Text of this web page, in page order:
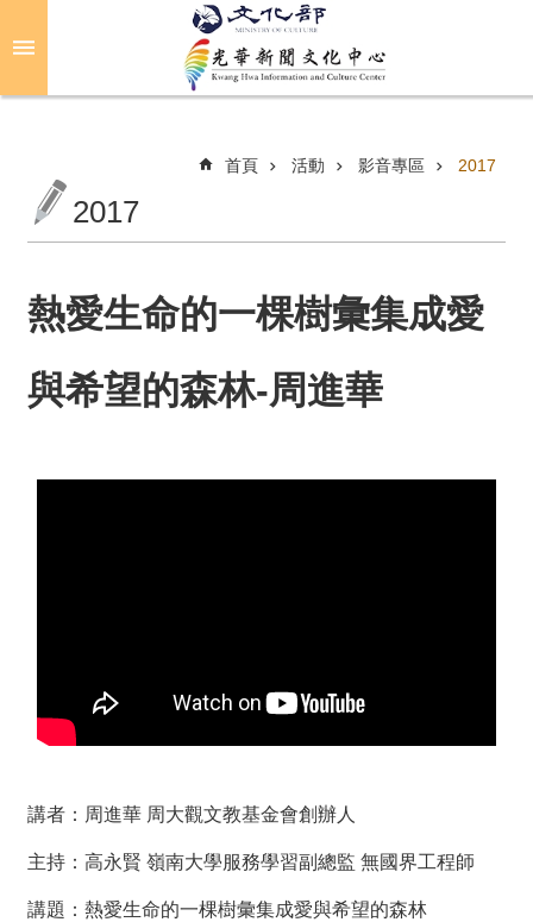
關
光
華
活
動
友
站
加
光
首頁 活動 影音專區 2017
2017
熱愛生命的一棵樹彙集成愛
與希望的森林-周進華
講者：周進華 周大觀文教基金會創辦人
主持：高永賢 嶺南大學服務學習副總監 無國界工程師
講題：熱愛生命的一棵樹彙集成愛與希望的森林